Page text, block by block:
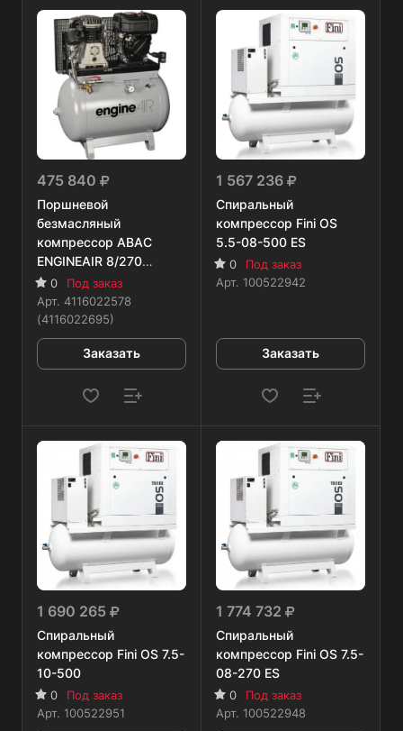
475 840
Поршневой
безмасляный
компрессор ABAC
ENGINEAIR 8/270
DIESEL
0
Под заказ
Арт. 4116022578
(4116022695)
Заказать
1 567 236
Спиральный
компрессор Fini OS
5.5-08-500 ES
0
Под заказ
Арт. 100522942
Заказать
1 690 265
Спиральный
компрессор Fini OS 7.5-
10-500
0
Под заказ
Арт. 100522951
1 774 732
Спиральный
компрессор Fini OS 7.5-
08-270 ES
0
Под заказ
Арт. 100522948